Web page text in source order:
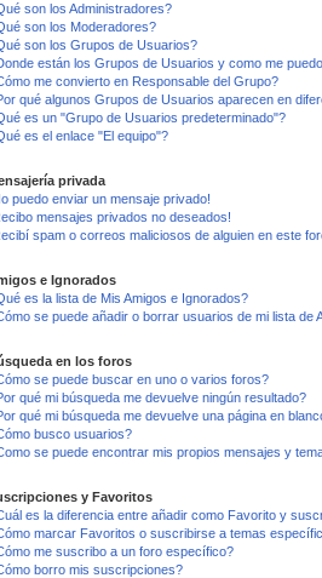
son los Administradores?
son los Moderadores?
son los Grupos de Usuarios?
están los Grupos de Usuarios y como me
me convierto en Responsable del Grupo?
qué algunos Grupos de Usuarios aparecen en
es un "Grupo de Usuarios predeterminado"?
es el enlace "El equipo"?
privada
puedo enviar un mensaje privado!
mensajes privados no deseados!
spam o correos maliciosos de alguien en este
e Ignorados
es la lista de Mis Amigos e Ignorados?
se puede añadir o borrar usuarios de mi lista de
en los foros
se puede buscar en uno o varios foros?
qué mi búsqueda me devuelve ningún resultado?
qué mi búsqueda me devuelve una página en
busco usuarios?
se puede encontrar mis propios mensajes y
y Favoritos
es la diferencia entre añadir como Favorito y
marcar Favoritos o suscribirse a temas
me suscribo a un foro específico?
borro mis suscripciones?